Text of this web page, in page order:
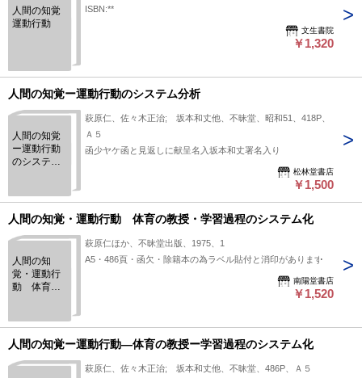
人間の知覚
運動行動
ISBN:**
文生書院
￥1,320
人間の知覚ー運動行動のシステム分析
人間の知覚
ー運動行動
のシステム
萩原仁、佐々木正治; 坂本和丈他、不昧堂、昭和51、418P、
Ａ５
函少ヤケ函と見返しに献呈名入坂本和丈署名入り
松林堂書店
￥1,500
人間の知覚・運動行動 体育の教授・学習過程のシステム化
人間の知
覚・運動行
動 体育の
テム化
萩原仁ほか、不昧堂出版、1975、1
A5・486頁・函欠・除籍本の為ラベル貼付と消印があります
南陽堂書店
￥1,520
人間の知覚ー運動行動―体育の教授ー学習過程のシステム化
萩原仁、佐々木正治; 坂本和丈他、不昧堂、486P、Ａ５